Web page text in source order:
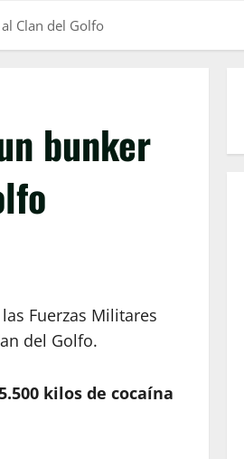
Clan del Golfo
bunker
Fuerzas Militares
del Golfo.
kilos de cocaína